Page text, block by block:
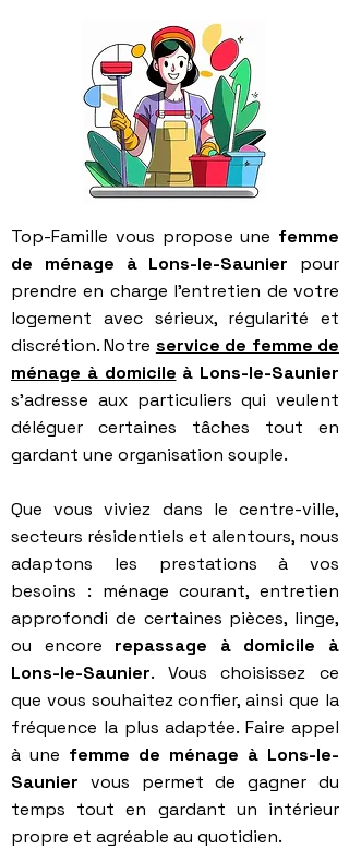
Top-Famille vous propose une femme
de ménage à Lons-le-Saunier pour
prendre en charge l’entretien de votre
logement avec sérieux, régularité et
discrétion. Notre service de femme de
ménage à domicile à Lons-le-Saunier
s’adresse aux particuliers qui veulent
déléguer certaines tâches tout en
gardant une organisation souple.
Que vous viviez dans le centre-ville,
secteurs résidentiels et alentours, nous
adaptons les prestations à vos
besoins : ménage courant, entretien
approfondi de certaines pièces, linge,
ou encore repassage à domicile à
Lons-le-Saunier. Vous choisissez ce
que vous souhaitez confier, ainsi que la
fréquence la plus adaptée. Faire appel
à une femme de ménage à Lons-le-
Saunier vous permet de gagner du
temps tout en gardant un intérieur
propre et agréable au quotidien.